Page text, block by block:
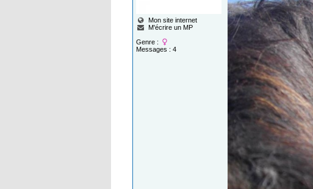
Mon site internet
M'écrire un MP
Genre :
Messages : 4